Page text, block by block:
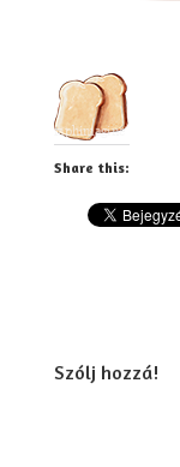
Share this:
Szólj hozzá!